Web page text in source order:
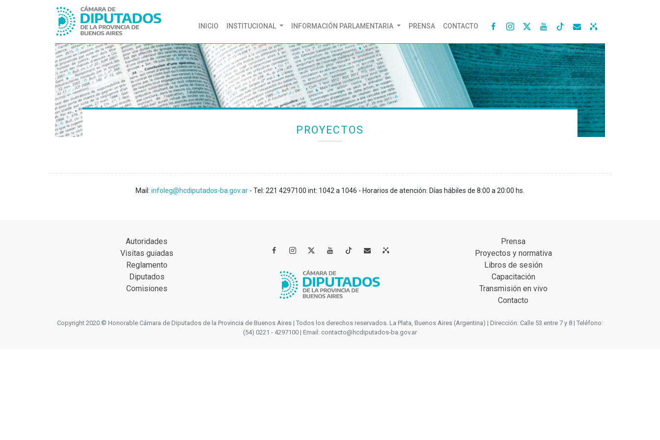
INICIO (CURRENT)
INSTITUCIONAL INFORMACIÓN PARLAMENTARIA PRENSA CONTACTO    
PROYECTOS
Mail: infoleg@hcdiputados-ba.gov.ar - Tel: 221 4297100 int: 1042 a 1046 - Horarios de atención: Días hábiles de 8:00 a 20:00 hs.
Autoridades
Visitas guiadas
Reglamento
Diputados
Comisiones
   
Prensa
Proyectos y normativa
Libros de sesión
Capacitación
Transmisión en vivo
Contacto
Copyright 2020 © Honorable Cámara de Diputados de la Provincia de Buenos Aires | Todos los derechos reservados. La Plata, Buenos Aires (Argentina) | Dirección: Calle 53 entre 7 y 8 | Teléfono:
(54) 0221 - 4297100 | Email: contacto@hcdiputados-ba.gov.ar